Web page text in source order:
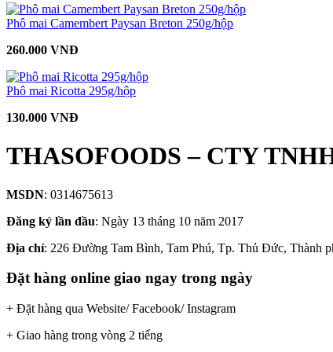
Phô mai Camembert Paysan Breton 250g/hộp
260.000 VNĐ
Phô mai Ricotta 295g/hộp
130.000 VNĐ
THASOFOODS – CTY
MSDN: 0314675613
Đăng ký lần đầu: Ngày 13 tháng 10 năm 2017
Địa chỉ: 226 Đường Tam Bình, Tam Phú, Tp. Thủ Đức, Thành
Đặt hàng online giao ngay trong ngày
+ Đặt hàng qua Website/ Facebook/ Instagram
+ Giao hàng trong vòng 2 tiếng